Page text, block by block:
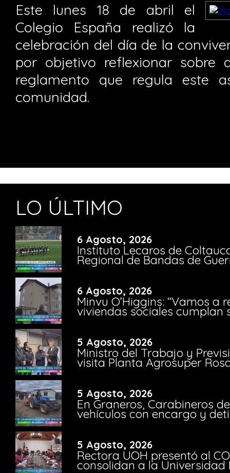
Este lunes 18 de abril el
Colegio España realizó la
celebración del día de la
por objetivo reflexionar sobre
reglamento que regula este
comunidad.
LO ÚLTIMO
6 Agosto, 2026
Instituto Lecaros de
Regional de Bandas de
6 Agosto, 2026
Minvu O’Higgins: “Vamos a
viviendas sociales cumplan
5 Agosto, 2026
Ministro del Trabajo y
visita Planta Agrosuper
5 Agosto, 2026
En Graneros, Carabineros
vehículos con encargo y
5 Agosto, 2026
Rectora UOH presentó al
consolidan a la Universidad